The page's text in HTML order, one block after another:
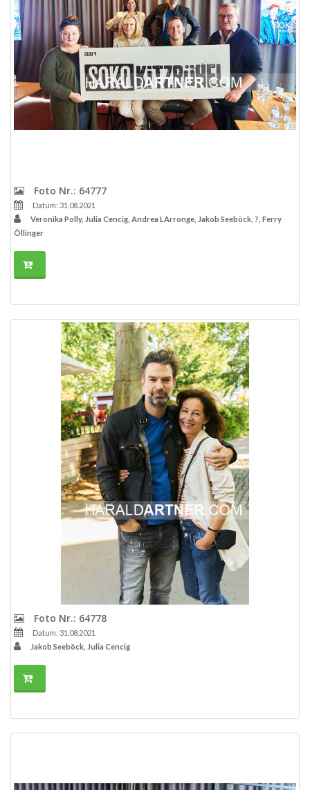
Foto Nr.: 64777
Datum: 31.08.2021
Veronika Polly, Julia Cencig, Andrea LArronge, Jakob Seeböck, ?, Ferry
Öllinger
Foto Nr.: 64778
Datum: 31.08.2021
Jakob Seeböck, Julia Cencig